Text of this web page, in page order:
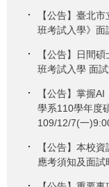
【公告】臺北
班考試入學》面
【公告】日間
班考試入學 面
【公告】掌握
學系110學年度
109/12/7(一
【公告】本校
應考須知及面試